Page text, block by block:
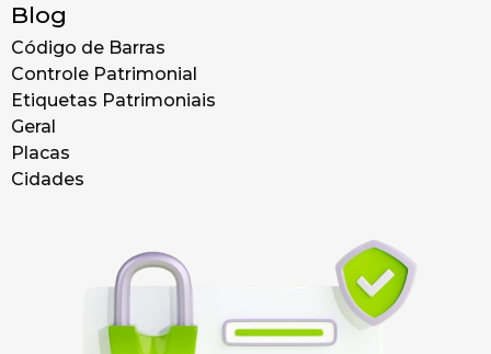
Blog
Código de Barras
Controle Patrimonial
Etiquetas Patrimoniais
Geral
Placas
Cidades